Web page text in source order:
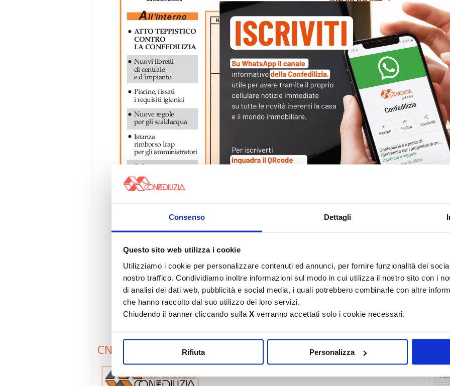
Consenso Dettagli
Questo sito web utilizza i cookie
Utilizziamo i cookie per personalizzare contenuti ed annunci, per fornire funzionalità dei
nostro traffico. Condividiamo inoltre informazioni sul modo in cui utilizza il nostro sito con i
di analisi dei dati web, pubblicità e social media, i quali potrebbero combinarle con altre
che hanno raccolto dal suo utilizzo dei loro servizi.
Chiudendo il banner cliccando sulla X verranno accettati solo i cookie necessari.
Rifiuta Personalizza
CN0305
Tag